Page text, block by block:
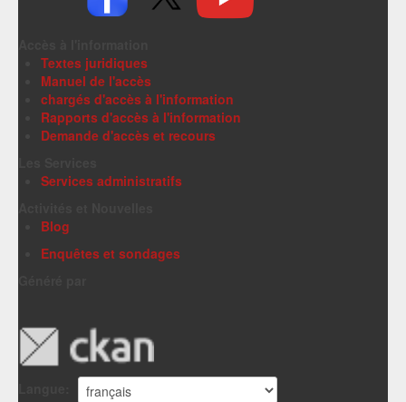
Textes juridiques
Manuel de l'accès
chargés d'accès à l'information
Rapports d'accès à l'information
Demande d'accès et recours
Services administratifs
Blog
Enquêtes et sondages